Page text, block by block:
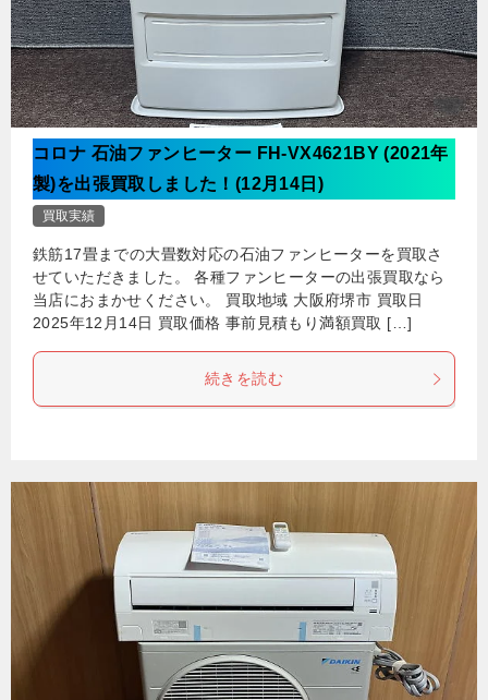
コロナ 石油ファンヒーター FH-VX4621BY (2021年
製)を出張買取しました！(12月14日)
買取実績
鉄筋17畳までの大畳数対応の石油ファンヒーターを買取さ
せていただきました。 各種ファンヒーターの出張買取なら
当店におまかせください。 買取地域 大阪府堺市 買取日
2025年12月14日 買取価格 事前見積もり満額買取 […]
続きを読む